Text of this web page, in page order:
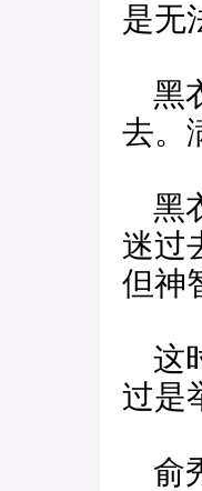
是无
黑
去。
黑
迷过
但神
这
过是
俞